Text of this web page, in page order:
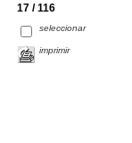
17 / 116
seleccionar
imprimir